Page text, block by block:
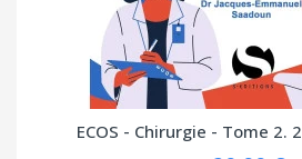
ECOS - Chirurgie - Tome 2.